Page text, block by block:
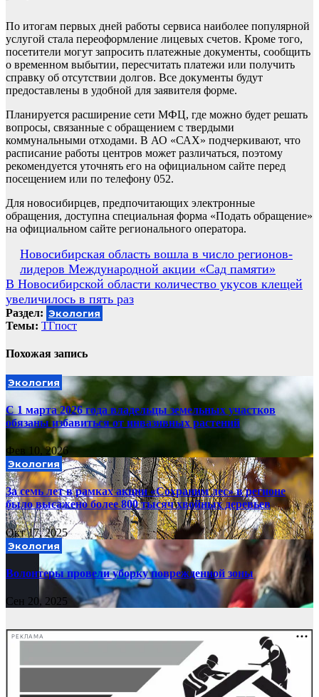
По итогам первых дней работы сервиса наиболее популярной
услугой стала переоформление лицевых счетов. Кроме того,
посетители могут запросить платежные документы, сообщить
о временном выбытии, пересчитать платежи или получить
справку об отсутствии долгов. Все документы будут
предоставлены в удобной для заявителя форме.
Планируется расширение сети МФЦ, где можно будет решать
вопросы, связанные с обращением с твердыми
коммунальными отходами. В АО «САХ» подчеркивают, что
расписание работы центров может различаться, поэтому
рекомендуется уточнять его на официальном сайте перед
посещением или по телефону 052.
Для новосибирцев, предпочитающих электронные
обращения, доступна специальная форма «Подать обращение»
на официальном сайте регионального оператора.
Навигация
по
записям
Новосибирская область вошла в число регионов-
лидеров Международной акции «Сад памяти»
В Новосибирской области количество укусов клещей
увеличилось в пять раз
Раздел: Экология
Темы: ТГпост
Похожая запись
Экология
С 1 марта 2026 года владельцы земельных участков
обязаны избавиться от инвазивных растений
Фев 10, 2026
Экология
За семь лет в рамках акции «Сохраним лес» в регионе
было высажено более 800 тысяч хвойных деревьев
Окт 17, 2025
Экология
Волонтеры провели уборку поврежденной зоны
Сен 20, 2025
РЕКЛАМА